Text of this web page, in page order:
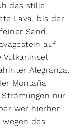
das stille
Lava, bis der
Sand,
auf
Vulkaninsel
Alegranza.
Montaña
nur
wer hierher
des